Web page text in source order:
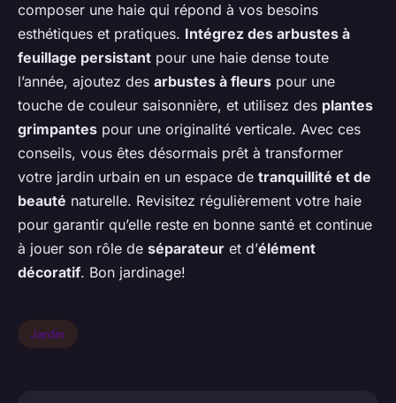
composer une haie qui répond à vos besoins
esthétiques et pratiques. Intégrez des arbustes à
feuillage persistant pour une haie dense toute
l’année, ajoutez des arbustes à fleurs pour une
touche de couleur saisonnière, et utilisez des plantes
grimpantes pour une originalité verticale. Avec ces
conseils, vous êtes désormais prêt à transformer
votre jardin urbain en un espace de tranquillité et de
beauté naturelle. Revisitez régulièrement votre haie
pour garantir qu’elle reste en bonne santé et continue
à jouer son rôle de séparateur et d’élément
décoratif. Bon jardinage!
Jardin